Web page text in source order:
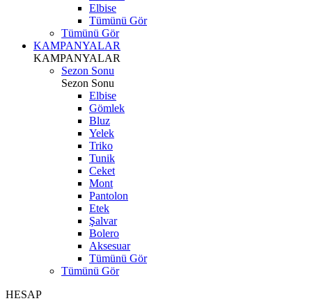
Elbise
Tümünü Gör
Tümünü Gör
KAMPANYALAR
KAMPANYALAR
Sezon Sonu
Sezon Sonu
Elbise
Gömlek
Bluz
Yelek
Triko
Tunik
Ceket
Mont
Pantolon
Etek
Şalvar
Bolero
Aksesuar
Tümünü Gör
Tümünü Gör
HESAP